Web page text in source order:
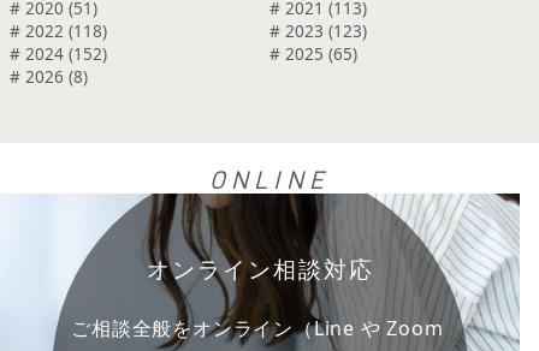
# 2020 (51)
# 2021 (113)
# 2022 (118)
# 2023 (123)
# 2024 (152)
# 2025 (65)
# 2026 (8)
ONLINE
オンライン相談対応
ご相談全般をオンライン（Line や Zoom